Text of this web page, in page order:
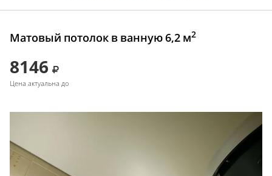
Матовый потолок в ванную 6,2 м2
8146
Цена актуальна до